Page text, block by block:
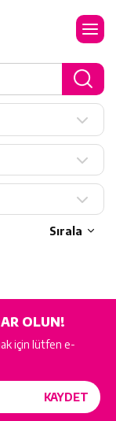
Sırala
OLUN!
için lütfen e-